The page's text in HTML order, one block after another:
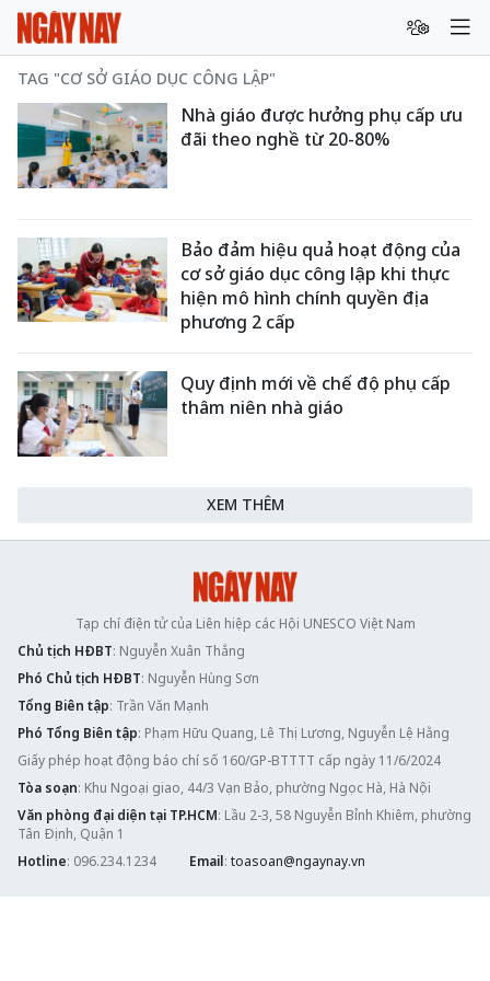
TAG "CƠ SỞ GIÁO DỤC CÔNG LẬP"
Nhà giáo được hưởng phụ cấp ưu
đãi theo nghề từ 20-80%
Bảo đảm hiệu quả hoạt động của
cơ sở giáo dục công lập khi thực
hiện mô hình chính quyền địa
phương 2 cấp
Quy định mới về chế độ phụ cấp
thâm niên nhà giáo
XEM THÊM
Tạp chí điện tử của Liên hiệp các Hội UNESCO Việt Nam
Chủ tịch HĐBT: Nguyễn Xuân Thắng
Phó Chủ tịch HĐBT: Nguyễn Hùng Sơn
Tổng Biên tập: Trần Văn Mạnh
Phó Tổng Biên tập: Phạm Hữu Quang, Lê Thị Lương, Nguyễn Lệ Hằng
Giấy phép hoạt động báo chí số 160/GP-BTTTT cấp ngày 11/6/2024
Tòa soạn: Khu Ngoại giao, 44/3 Vạn Bảo, phường Ngọc Hà, Hà Nội
Văn phòng đại diện tại TP.HCM: Lầu 2-3, 58 Nguyễn Bỉnh Khiêm, phường
Tân Định, Quận 1
Hotline: 096.234.1234 Email: toasoan@ngaynay.vn